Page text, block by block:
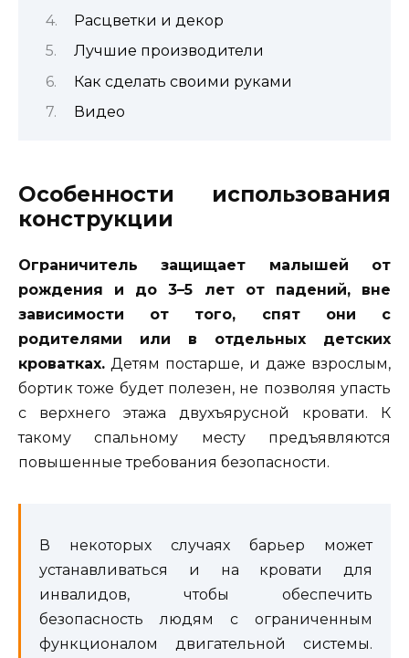
Расцветки и декор
Лучшие производители
Как сделать своими руками
Видео
Особенности использования
конструкции
Ограничитель защищает малышей от
рождения и до 3–5 лет от падений, вне
зависимости от того, спят они с
родителями или в отдельных детских
кроватках. Детям постарше, и даже взрослым,
бортик тоже будет полезен, не позволяя упасть
с верхнего этажа двухъярусной кровати. К
такому спальному месту предъявляются
повышенные требования безопасности.
В некоторых случаях барьер может
устанавливаться и на кровати для
инвалидов, чтобы обеспечить
безопасность людям с ограниченным
функционалом двигательной системы.